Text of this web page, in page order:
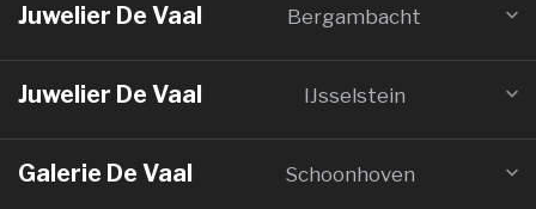
Juwelier De Vaal Bergambacht
Juwelier De Vaal IJsselstein
Galerie De Vaal Schoonhoven